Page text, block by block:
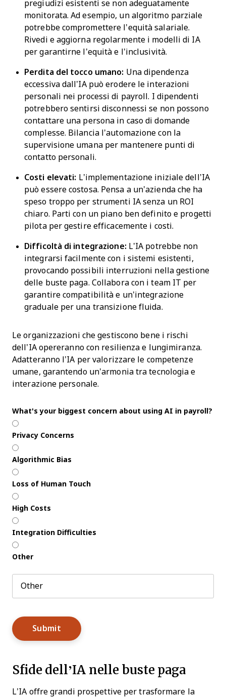
pregiudizi esistenti se non adeguatamente
monitorata. Ad esempio, un algoritmo parziale
potrebbe compromettere l’equità salariale.
Rivedi e aggiorna regolarmente i modelli di IA
per garantirne l’equità e l’inclusività.
Perdita del tocco umano: Una dipendenza
eccessiva dall’IA può erodere le interazioni
personali nei processi di payroll. I dipendenti
potrebbero sentirsi disconnessi se non possono
contattare una persona in caso di domande
complesse. Bilancia l’automazione con la
supervisione umana per mantenere punti di
contatto personali.
Costi elevati: L’implementazione iniziale dell’IA
può essere costosa. Pensa a un’azienda che ha
speso troppo per strumenti IA senza un ROI
chiaro. Parti con un piano ben definito e progetti
pilota per gestire efficacemente i costi.
Difficoltà di integrazione: L’IA potrebbe non
integrarsi facilmente con i sistemi esistenti,
provocando possibili interruzioni nella gestione
delle buste paga. Collabora con i team IT per
garantire compatibilità e un’integrazione
graduale per una transizione fluida.
Le organizzazioni che gestiscono bene i rischi
dell’IA opereranno con resilienza e lungimiranza.
Adatteranno l’IA per valorizzare le competenze
umane, garantendo un’armonia tra tecnologia e
interazione personale.
What's your biggest concern about using AI in payroll?
Privacy Concerns
Algorithmic Bias
Loss of Human Touch
High Costs
Integration Difficulties
Other
Sfide dell’IA nelle buste paga
L’IA offre grandi prospettive per trasformare la